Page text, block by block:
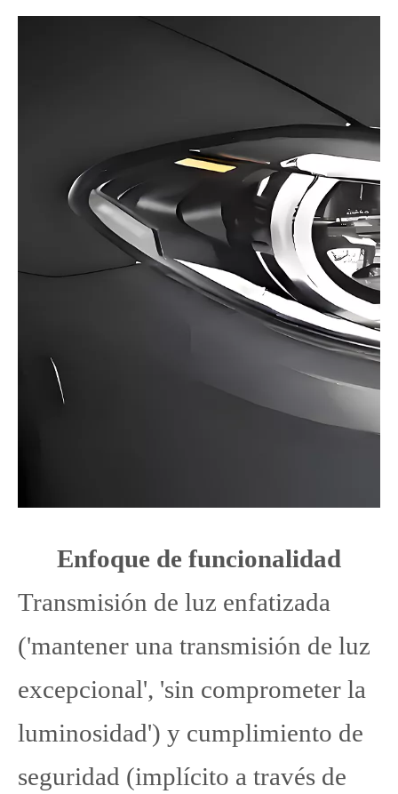
Enfoque de funcionalidad
Transmisión de luz enfatizada
('mantener una transmisión de luz
excepcional', 'sin comprometer la
luminosidad') y cumplimiento de
seguridad (implícito a través de